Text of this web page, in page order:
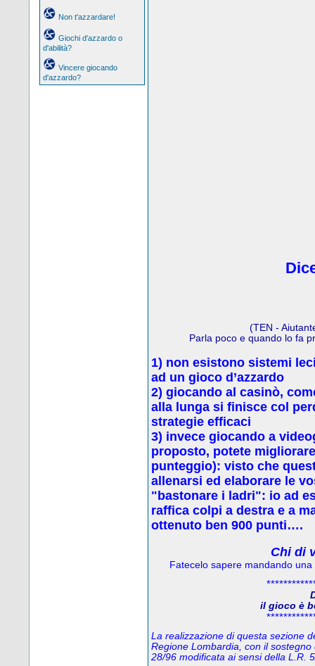
Non t'azzardare!
Giochi d'azzardo o
d'abilità?
Vincere giocando
d'azzardo?
(TEN -
Parla poco e quando lo fa
1) non esistono sistemi
ad un gioco d’azzardo
2) giocando al casinò,
alla lunga si finisce col
strategie efficaci
3) invece giocando a
proposto, potete
punteggio): visto che
allenarsi ed elaborare le
"bastonare i ladri": io ad
raffica colpi a destra e a
ottenuto ben 900 punti….
Chi di
Fatecelo sapere mandando
il gioco è
La realizzazione di questa sezione
Regione Lombardia, con il
28/96 modificata ai sensi della L.R.